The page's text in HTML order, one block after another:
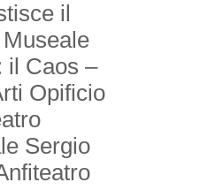
il
il Caos –
Opificio
Sergio